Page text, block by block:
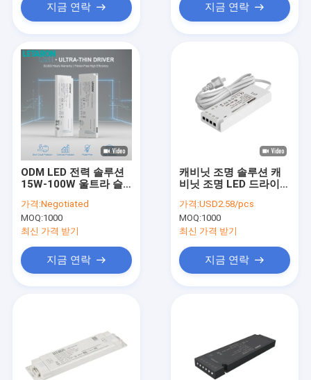
지금 연락 지금 연락
ODM LED 전력 솔루션
15W-100W 울트라 슬
버 12V 24V 브랜드 제
조업체 통합 조명 시스
템 전력
가격:Negotiated
MOQ:1000
최신 가격 받기
지금 연락
캐비닛 조명 솔루션 캐
비닛 조명 LED 드라이버
트랜스포머 220V-240V
AC에서 DC
가격:USD2.58/pcs
MOQ:1000
최신 가격 받기
지금 연락